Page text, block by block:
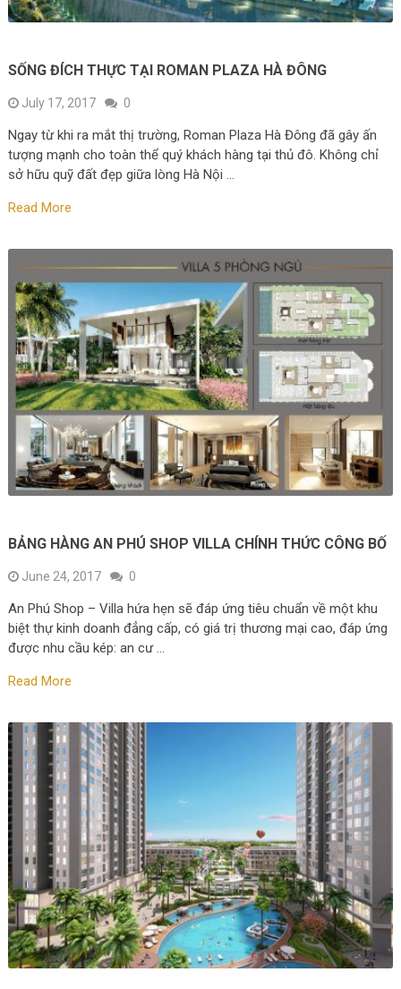
SỐNG ĐÍCH THỰC TẠI ROMAN PLAZA HÀ ĐÔNG
July 17, 2017 0
Ngay từ khi ra mắt thị trường, Roman Plaza Hà Đông đã gây ấn
tượng mạnh cho toàn thể quý khách hàng tại thủ đô. Không chỉ
sở hữu quỹ đất đẹp giữa lòng Hà Nội …
Read More
BẢNG HÀNG AN PHÚ SHOP VILLA CHÍNH THỨC CÔNG BỐ
June 24, 2017 0
An Phú Shop – Villa hứa hẹn sẽ đáp ứng tiêu chuẩn về một khu
biệt thự kinh doanh đẳng cấp, có giá trị thương mại cao, đáp ứng
được nhu cầu kép: an cư …
Read More